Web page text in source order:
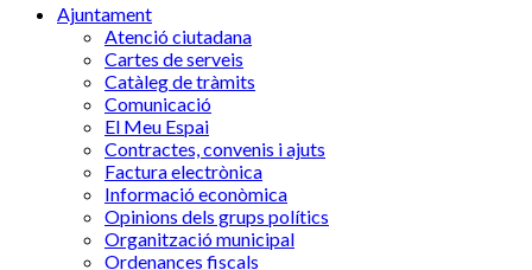
Ajuntament
Atenció ciutadana
Cartes de serveis
Catàleg de tràmits
Comunicació
El Meu Espai
Contractes, convenis i ajuts
Factura electrònica
Informació econòmica
Opinions dels grups polítics
Organització municipal
Ordenances fiscals